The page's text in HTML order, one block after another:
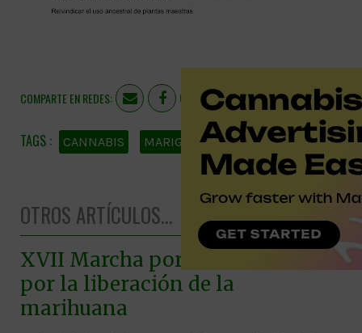
COMPARTE EN REDES:
CANNABIS MARIGUANA
OTROS ARTÍCULOS...
XVII Marcha por el día mundial
por la liberación de la
marihuana